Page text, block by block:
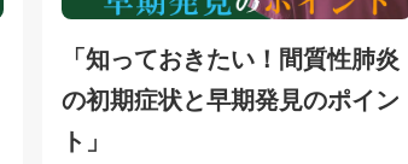
「知っておきたい！間質性肺炎
の初期症状と早期発見のポイン
ト」